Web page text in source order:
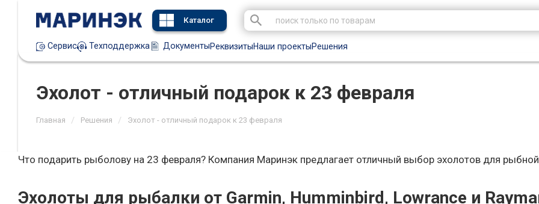
Каталог
Сервис Техподдержка ДокументыРеквизитыНаши проектыРешения
Эхолот - отличный подарок к 23 февраля
Главная / Решения / Эхолот - отличный подарок к 23 февраля
Что подарить рыболову на 23 февраля? Компания Маринэк предлагает отличный выбор эхолотов для
Эхолоты для рыбалки от Garmin, Humminbird, Lowrance и